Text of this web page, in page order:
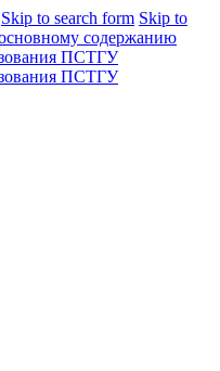
Skip to search form Skip to
содержанию